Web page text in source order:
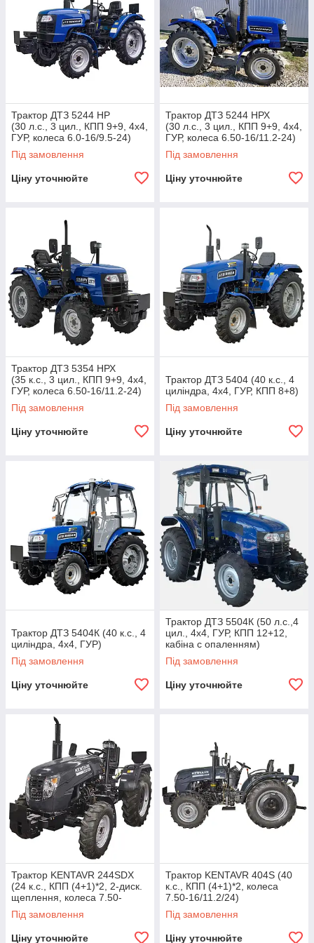
Трактор ДТЗ 5244 НР
(30 л.с., 3 цил., КПП 9+9, 4х4,
ГУР, колеса 6.0-16/9.5-24)
Під замовлення
Ціну уточнюйте
Трактор ДТЗ 5244 НРХ
(30 л.с., 3 цил., КПП 9+9, 4х4,
ГУР, колеса 6.50-16/11.2-24)
Під замовлення
Ціну уточнюйте
Трактор ДТЗ 5354 НРХ
(35 к.с., 3 цил., КПП 9+9, 4х4,
ГУР, колеса 6.50-16/11.2-24)
Під замовлення
Ціну уточнюйте
Трактор ДТЗ 5404 (40 к.с., 4
циліндра, 4х4, ГУР, КПП 8+8)
Під замовлення
Ціну уточнюйте
Трактор ДТЗ 5404К (40 к.с., 4
циліндра, 4х4, ГУР)
Під замовлення
Ціну уточнюйте
Трактор ДТЗ 5504К (50 л.с.,4
цил., 4х4, ГУР, КПП 12+12,
кабіна с опаленням)
Під замовлення
Ціну уточнюйте
Трактор KENTAVR 244SDХ
(24 к.с., КПП (4+1)*2, 2-диск.
щеплення, колеса 7.50-
16/11.2-24)
Під замовлення
Ціну уточнюйте
Трактор KENTAVR 404S (40
к.с., КПП (4+1)*2, колеса
7.50-16/11.2/24)
Під замовлення
Ціну уточнюйте